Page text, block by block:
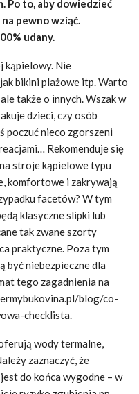
Po to, aby dowiedzieć
pewno wziąć.
udany.
kąpielowy. Nie
bikini plażowe itp. Warto
także o innych. Wszak w
dzieci, czy osób
poczuć nieco zgorszeni
Rekomenduje się
stroje kąpielowe typu
komfortowe i zakrywają
facetów? W tym
klasyczne slipki lub
tak zwane szorty
praktyczne. Poza tym
być niebezpieczne dla
tego zagadnienia na
blog/co-
checklista.
wody termalne,
zaznaczyć, że
do końca wygodne – w